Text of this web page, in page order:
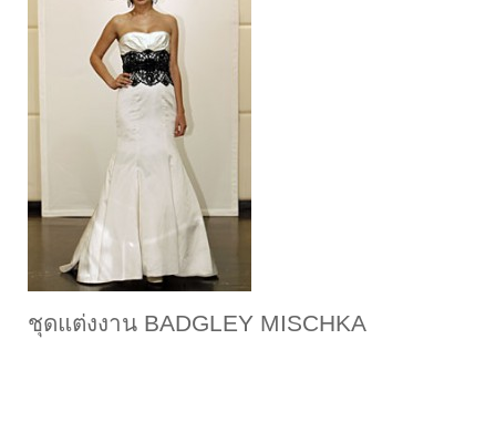
ชุดแต่งงาน BADGLEY MISCHKA